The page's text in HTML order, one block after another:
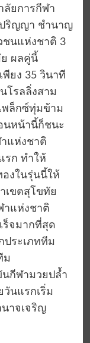
ลัยการกีฬา
ปริญญา ชำนาญ
ชนแห่งชาติ 3
ย ผลคู่นี้
ยง 35 วินาที
โรลลิ่งสาม
พล็กซ์ทุ่มข้าม
นหน้านี้ก็ชนะ
แห่งชาติ
รก ทำให้
งในรุ่นนี้ให้
เขตสุโขทัย
าแห่งชาติ
ร็จมากที่สุด
ประเภททีม
ม
นกีฬามวยปล้ำ
นแรกเริ่ม
าจเจริญ